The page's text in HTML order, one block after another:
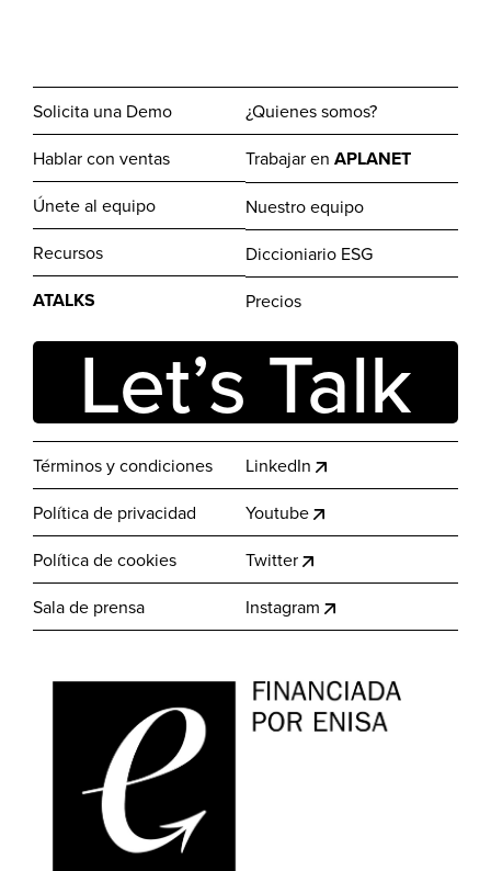
Solicita una Demo
Hablar con ventas
Únete al equipo
Recursos
ATALKS
¿Quienes somos?
Trabajar en APLANET
Nuestro equipo
Diccioniario ESG
Precios
Let’s Talk
Términos y condiciones
Política de privacidad
Política de cookies
Sala de prensa
LinkedIn
Youtube
Twitter
Instagram